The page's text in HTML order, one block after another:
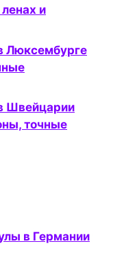
и
точные
в Германии